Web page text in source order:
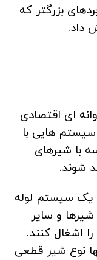
بزرگتر که
داد.
ای اقتصادی
هایی با
با شیرهای
شوند.
یک سیستم لوله
و سایر
اشغال کنند.
نوع شیر قطعی